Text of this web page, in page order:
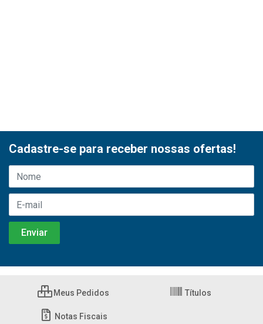
Cadastre-se para receber nossas ofertas!
Meus Pedidos Títulos
Notas Fiscais